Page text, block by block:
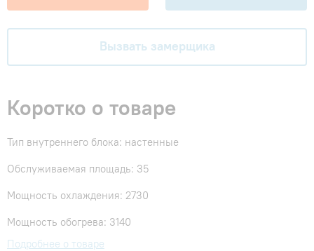
Вызвать замерщика
Коротко о товаре
Тип внутреннего блока: настенные
Обслуживаемая площадь: 35
Мощность охлаждения: 2730
Мощность обогрева: 3140
Подробнее о товаре